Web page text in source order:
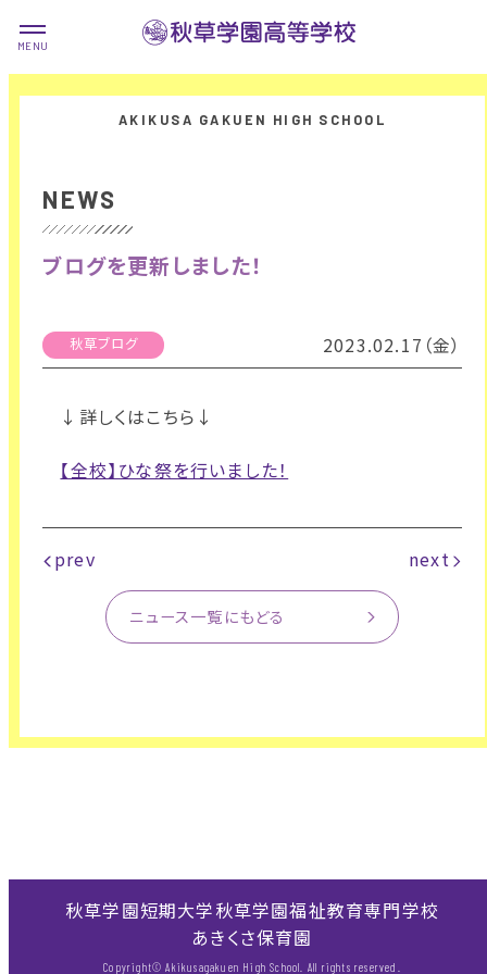
NEWS
ブログを更新しました！
秋草ブログ 2023.02.17（金）
↓詳しくはこちら↓
【全校】ひな祭を行いました！
prev next
ニュース一覧にもどる
秋草学園短期大学秋草学園福祉教育専門学校
あきくさ保育園
Copyright© Akikusagakuen High School. All rights reserved.